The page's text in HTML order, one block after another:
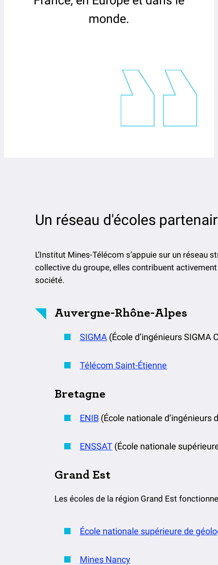
monde.
Un réseau d'écoles
L’Institut Mines-Télécom s’appuie sur un
collective du groupe, elles contribuent
société.
Auvergne-Rhône-Alpes
SIGMA (École d’ingénieurs SIGMA
Télécom Saint-Étienne
Bretagne
ENIB (École nationale d’ingénieurs
ENSSAT (École nationale
Grand Est
Les écoles de la région Grand Est
École nationale supérieure de
Mines Nancy